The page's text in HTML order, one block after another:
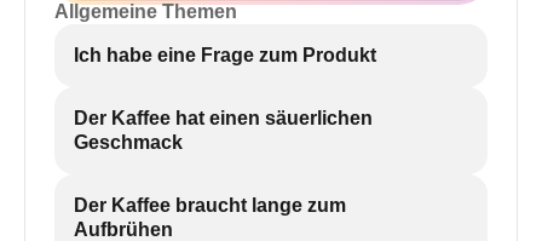
Allgemeine Themen
Ich habe eine Frage zum Produkt
Der Kaffee hat einen säuerlichen
Geschmack
Der Kaffee braucht lange zum
Aufbrühen